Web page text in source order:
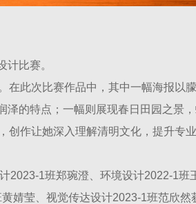
比赛。
此次比赛作品中，其中一幅海报以
的特点；一幅则展现春日田园之景
作让她深入理解清明文化，提升专
1班郑琬澄、环境设计2022-1
婧莹、视觉传达设计2023-1班范欣